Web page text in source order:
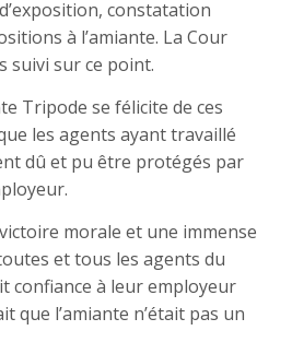
constatation
à l’amiante. La Cour
suivi sur ce point.
Tripode se félicite de ces
les agents ayant travaillé
dû et pu être protégés par
morale et une immense
et tous les agents du
confiance à leur employeur
que l’amiante n’était pas un